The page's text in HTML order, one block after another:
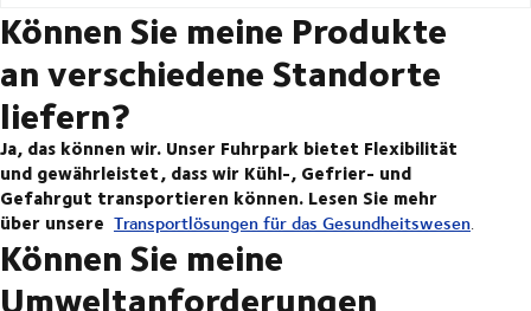
Können Sie meine Produkte
an verschiedene Standorte
liefern?
Ja, das können wir. Unser Fuhrpark bietet Flexibilität
und gewährleistet, dass wir Kühl-, Gefrier- und
Gefahrgut transportieren können. Lesen Sie mehr
über unsere Transportlösungen für das Gesundheitswesen.
Können Sie meine
Umweltanforderungen